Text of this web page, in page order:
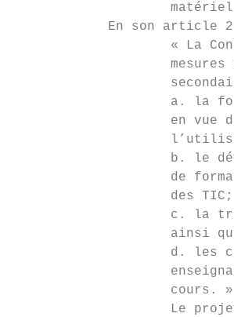
En son article
« La
mesures
a. la
en vue
b. le
de
                    des TIC;
c. la
ainsi
d. les
                    cours. »
Le